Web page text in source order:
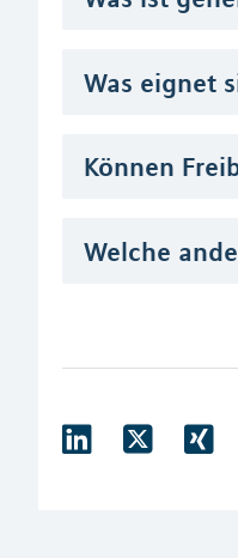
Was eignet
Können
Welche